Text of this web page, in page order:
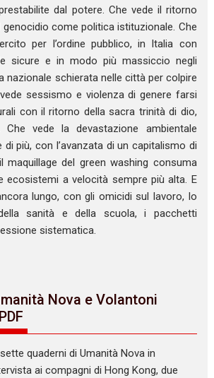
dal potere. Che vede il ritorno
come politica istituzionale. Che
per l’ordine pubblico, in Italia con
sicure e in modo più massiccio negli
nazionale schierata nelle città per colpire
sessismo e violenza di genere farsi
con il ritorno della sacra trinità di dio,
vede la devastazione ambientale
più, con l’avanzata di un capitalismo di
del green washing consuma
ecosistemi a velocità sempre più alta. E
lungo, con gli omicidi sul lavoro, lo
sanità e della scuola, i pacchetti
sistematica.
Nova e Volantoni
quaderni di Umanità Nova in
ai compagni di Hong Kong, due